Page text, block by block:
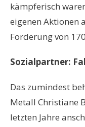
kämpferisch
eigenen Aktionen
Forderung von
Sozialpartner:
Das zumindest
Metall Christiane
letzten Jahre